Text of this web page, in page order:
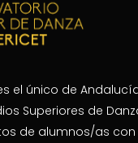
el único de
Superiores de
de alumnos/as con